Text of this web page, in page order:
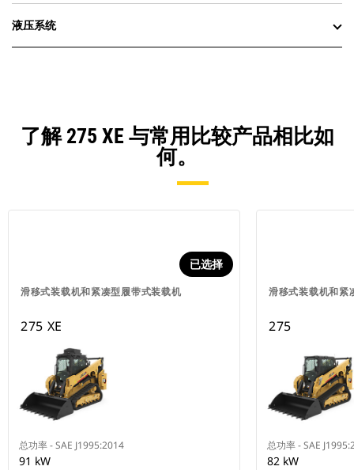
液压系统
了解 275 XE 与常用比较产品相比如
何。
滑移式装载机和紧凑型履带式装载机
已选择
275 XE
总功率 - SAE J1995:2014
91 kW
滑移式装载机和紧
275
总功率 - SAE
82 kW